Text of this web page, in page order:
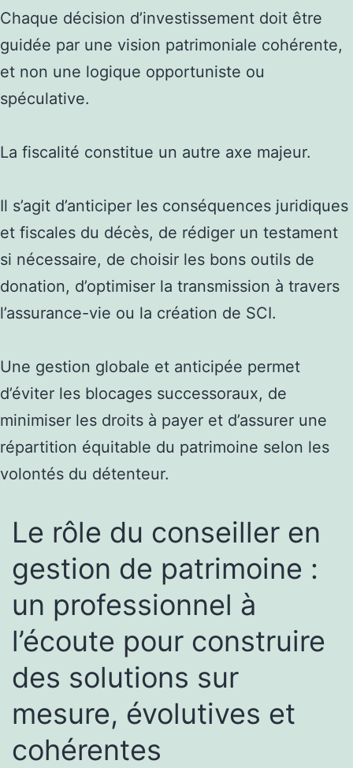
Chaque décision d’investissement doit être
guidée par une vision patrimoniale cohérente,
et non une logique opportuniste ou
spéculative.
La fiscalité constitue un autre axe majeur.
Il s’agit d’anticiper les conséquences juridiques
et fiscales du décès, de rédiger un testament
si nécessaire, de choisir les bons outils de
donation, d’optimiser la transmission à travers
l’assurance-vie ou la création de SCI.
Une gestion globale et anticipée permet
d’éviter les blocages successoraux, de
minimiser les droits à payer et d’assurer une
répartition équitable du patrimoine selon les
volontés du détenteur.
Le rôle du conseiller en
gestion de patrimoine :
un professionnel à
l’écoute pour construire
des solutions sur
mesure, évolutives et
cohérentes